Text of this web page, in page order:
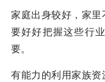
家庭出身较好，家
要好好把握这些行
要。
有能力的利用家族资